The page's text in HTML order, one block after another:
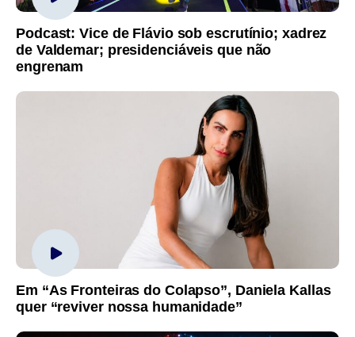
Podcast: Vice de Flávio sob escrutínio; xadrez
de Valdemar; presidenciáveis que não
engrenam
Em “As Fronteiras do Colapso”, Daniela Kallas
quer “reviver nossa humanidade”